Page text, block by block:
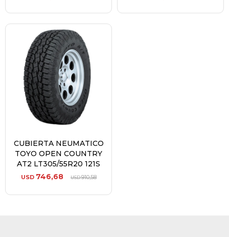
CUBIERTA NEUMATICO
TOYO OPEN COUNTRY
AT2 LT305/55R20 121S
USD 746,68 USD910,58